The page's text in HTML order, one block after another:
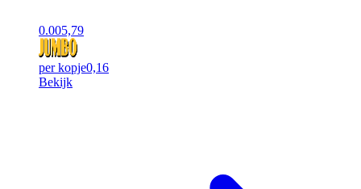
0.005,79
per kopje0,16
Bekijk